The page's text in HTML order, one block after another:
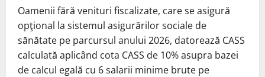
Oamenii fără venituri fiscalizate, care se asigură
opţional la sistemul asigurărilor sociale de
sănătate pe parcursul anului 2026, datorează CASS
calculată aplicând cota CASS de 10% asupra bazei
de calcul egală cu 6 salarii minime brute pe